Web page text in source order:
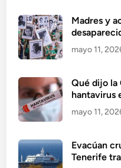
Madres y
mayo 11,
Qué dijo la
hantavirus
mayo 11,
Evacúan
Tenerife